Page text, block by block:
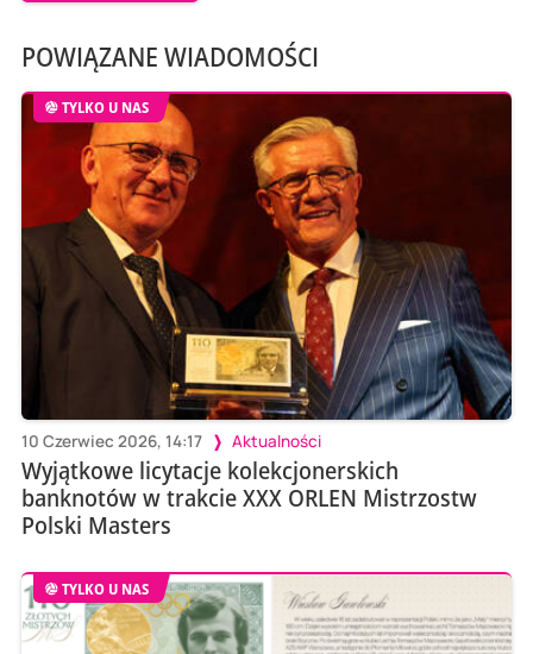
POWIĄZANE WIADOMOŚCI
TYLKO U NAS
10 Czerwiec 2026, 14:17 Aktualności
Wyjątkowe licytacje kolekcjonerskich
banknotów w trakcie XXX ORLEN Mistrzostw
Polski Masters
TYLKO U NAS